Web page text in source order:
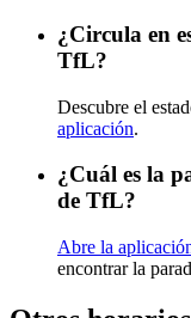
¿Circula en
TfL?
Descubre el
aplicación.
¿Cuál es la
de TfL?
Abre la
encontrar la